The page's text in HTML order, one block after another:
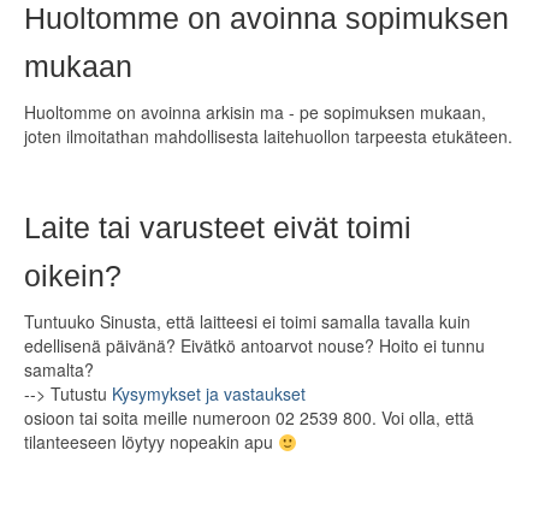
ISOKINEETTINEN
LISÄTARVIKKEET
VETYTERAPIA
RAHOITUS
Huoltomme on avoinna sopimuksen
mukaan
Huoltomme on avoinna arkisin ma - pe sopimuksen mukaan,
joten ilmoitathan mahdollisesta laitehuollon tarpeesta etukäteen.
Laite tai varusteet eivät toimi
oikein?
Tuntuuko Sinusta, että laitteesi ei toimi samalla tavalla kuin
edellisenä päivänä? Eivätkö antoarvot nouse? Hoito ei tunnu
samalta?
--> Tutustu Kysymykset ja vastaukset
osioon tai soita meille numeroon 02 2539 800. Voi olla, että
tilanteeseen löytyy nopeakin apu